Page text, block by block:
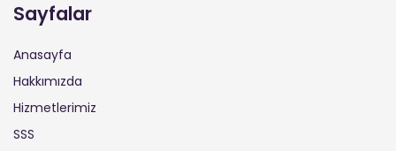
Sayfalar
Anasayfa
Hakkımızda
Hizmetlerimiz
SSS